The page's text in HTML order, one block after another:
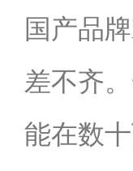
国产品
差不齐
能在数